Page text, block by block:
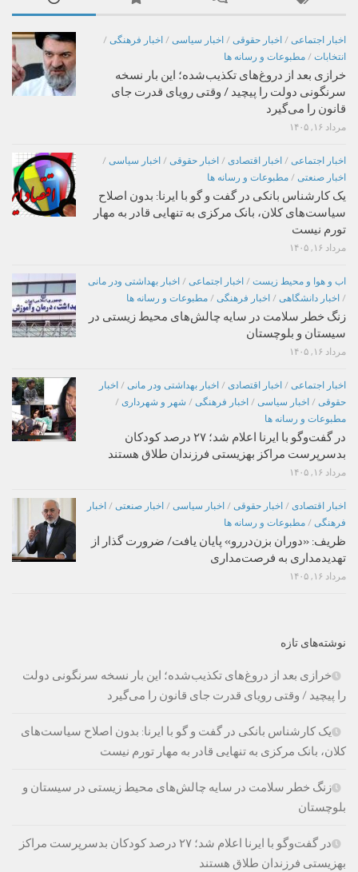
اخبار اجتماعی / اخبار حقوقی / اخبار سیاسی / اخبار فرهنگی /
انتخابات / مطبوعات و رسانه ها
خرازی بعد از دروغ‌های تکذیب‌شده؛ این بار نسخه
سرنگونی دولت را پیچید / وقتی رویای قدرت جای
قانون را می‌گیرد
مرداد ۱۶, ۱۴۰۵
اخبار اجتماعی / اخبار اقتصادی / اخبار حقوقی / اخبار سیاسی /
اخبار صنعتی / مطبوعات و رسانه ها
یک کارشناس بانکی در گفت و گو با ایرنا: بدون اصلاح
سیاست‌های کلان، بانک مرکزی به تنهایی قادر به مهار
تورم نیست
مرداد ۱۶, ۱۴۰۵
اب و هوا و محیط زیست / اخبار اجتماعی / اخبار بهداشتی ودر مانی
/ اخبار دانشگاهی / اخبار فرهنگی / مطبوعات و رسانه ها
زنگ خطر سلامت در سایه چالش‌های محیط زیستی در
سیستان و بلوچستان
مرداد ۱۶, ۱۴۰۵
اخبار اجتماعی / اخبار اقتصادی / اخبار بهداشتی ودر مانی / اخبار
حقوقی / اخبار سیاسی / اخبار فرهنگی / شهر و شهرداری /
مطبوعات و رسانه ها
در گفت‌وگو با ایرنا اعلام شد؛ ۲۷ درصد کودکان
بدسرپرست مراکز بهزیستی فرزندان طلاق هستند
مرداد ۱۶, ۱۴۰۵
اخبار اقتصادی / اخبار حقوقی / اخبار سیاسی / اخبار صنعتی / اخبار
فرهنگی / مطبوعات و رسانه ها
ظریف: «دوران بزن‌دررو» پایان یافت/ ضرورت گذار از
تهدیدمداری به فرصت‌مداری
مرداد ۱۶, ۱۴۰۵
نوشته‌های تازه
خرازی بعد از دروغ‌های تکذیب‌شده؛ این بار نسخه سرنگونی دولت
را پیچید / وقتی رویای قدرت جای قانون را می‌گیرد
یک کارشناس بانکی در گفت و گو با ایرنا: بدون اصلاح سیاست‌های
کلان، بانک مرکزی به تنهایی قادر به مهار تورم نیست
زنگ خطر سلامت در سایه چالش‌های محیط زیستی در سیستان و
بلوچستان
در گفت‌وگو با ایرنا اعلام شد؛ ۲۷ درصد کودکان بدسرپرست مراکز
بهزیستی فرزندان طلاق هستند